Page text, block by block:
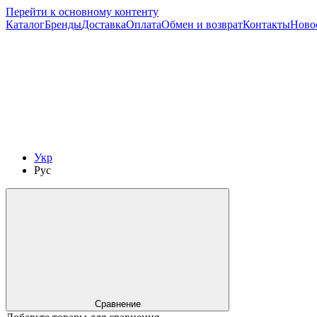
Перейти к основному контенту
КаталогБрендыДоставкаОплатаОбмен и возвратКонтакты
Укр
Рус
Сравнение